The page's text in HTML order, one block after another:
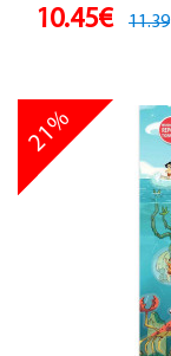
10.45€ 11.39
21%